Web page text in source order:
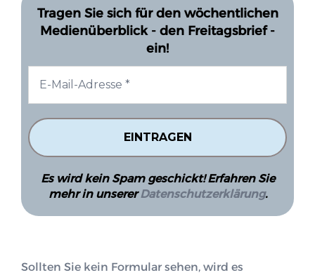
Tragen Sie sich für den wöchentlichen
Medienüberblick - den Freitagsbrief -
ein!
Es wird kein Spam geschickt! Erfahren Sie
mehr in unsererDatenschutzerklärung.
Sollten Sie kein Formular sehen, wird es